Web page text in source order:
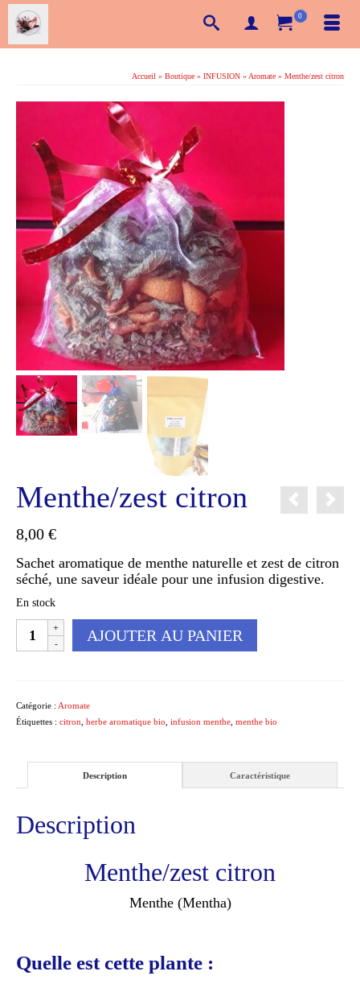
0
Accueil » Boutique » INFUSION » Aromate » Menthe/zest citron
Menthe/zest citron
8,00 €
Sachet aromatique de menthe naturelle et zest de citron
séché, une saveur idéale pour une infusion digestive.
En stock
quantité
AJOUTER AU PANIER
Catégorie : Aromate
Étiquettes : citron herbe aromatique bio infusion menthe menthe bio
Description Caractéristique
Description
Menthe/zest citron
Menthe (Mentha)
Quelle est cette plante :